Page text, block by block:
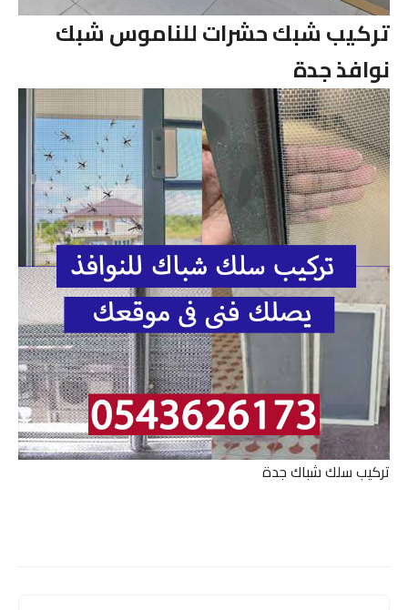
تركيب شبك حشرات للناموس شبك
نوافذ جدة
تركيب سلك شباك جدة